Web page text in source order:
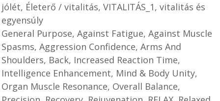
jólét, Életerő / vitalitás, VITALITÁS_1, vitalitás és
egyensúly
General Purpose, Against Fatigue, Against Muscle
Spasms, Aggression Confidence, Arms And
Shoulders, Back, Increased Reaction Time,
Intelligence Enhancement, Mind & Body Unity,
Organ Muscle Resonance, Overall Balance,